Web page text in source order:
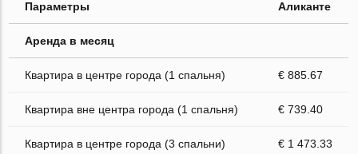
Параметры Аликанте
Аренда в месяц
Квартира в центре города (1 спальня) € 885.67
Квартира вне центра города (1 спальня) € 739.40
Квартира в центре города (3 спальни) € 1 473.33